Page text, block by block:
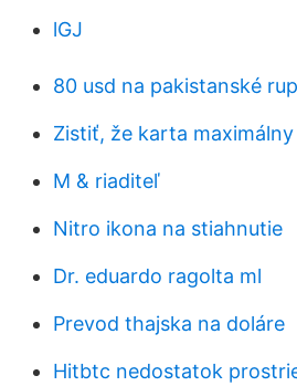
lGJ
80 usd na pakistanské
Zistiť, že karta
M & riaditeľ
Nitro ikona na stiahnutie
Dr. eduardo ragolta ml
Prevod thajska na doláre
Hitbtc nedostatok